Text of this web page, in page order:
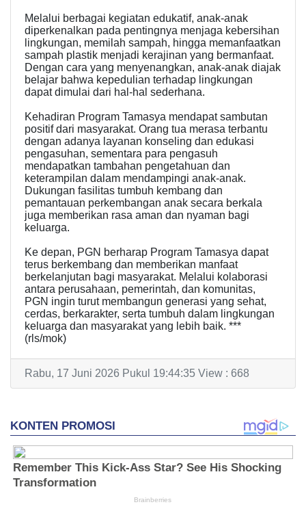
Melalui berbagai kegiatan edukatif, anak-anak
diperkenalkan pada pentingnya menjaga kebersihan
lingkungan, memilah sampah, hingga memanfaatkan
sampah plastik menjadi kerajinan yang bermanfaat.
Dengan cara yang menyenangkan, anak-anak diajak
belajar bahwa kepedulian terhadap lingkungan
dapat dimulai dari hal-hal sederhana.
Kehadiran Program Tamasya mendapat sambutan
positif dari masyarakat. Orang tua merasa terbantu
dengan adanya layanan konseling dan edukasi
pengasuhan, sementara para pengasuh
mendapatkan tambahan pengetahuan dan
keterampilan dalam mendampingi anak-anak.
Dukungan fasilitas tumbuh kembang dan
pemantauan perkembangan anak secara berkala
juga memberikan rasa aman dan nyaman bagi
keluarga.
Ke depan, PGN berharap Program Tamasya dapat
terus berkembang dan memberikan manfaat
berkelanjutan bagi masyarakat. Melalui kolaborasi
antara perusahaan, pemerintah, dan komunitas,
PGN ingin turut membangun generasi yang sehat,
cerdas, berkarakter, serta tumbuh dalam lingkungan
keluarga dan masyarakat yang lebih baik. ***
(rls/mok)
Rabu, 17 Juni 2026 Pukul 19:44:35 View : 668